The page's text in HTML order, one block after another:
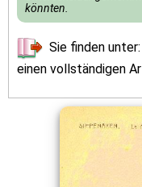
könnten.
Sie finden
einen vollständigen